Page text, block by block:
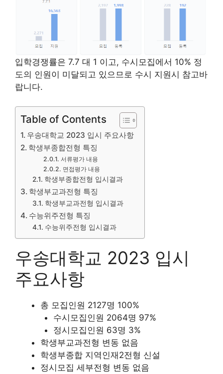
입학경쟁률은 7.7 대 1 이고, 수시모집에서 10% 정
도의 인원이 미달되고 있으므로 수시 지원시 참고바
랍니다.
Table of Contents
우송대학교 2023 입시 주요사항
학생부종합전형 특징
서류평가 내용
면접평가 내용
학생부종합전형 입시결과
학생부교과전형 특징
학생부교과전형 입시결과
수능위주전형 특징
수능위주전형 입시결과
우송대학교 2023 입시
주요사항
총 모집인원 2127명 100%
수시모집인원 2064명 97%
정시모집인원 63명 3%
학생부교과전형 변동 없음
학생부종합 지역인재2전형 신설
정시모집 세부전형 변동 없음